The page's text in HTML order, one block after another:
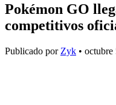
Pokémon GO
competitivos
Publicado por Zyk • octubre